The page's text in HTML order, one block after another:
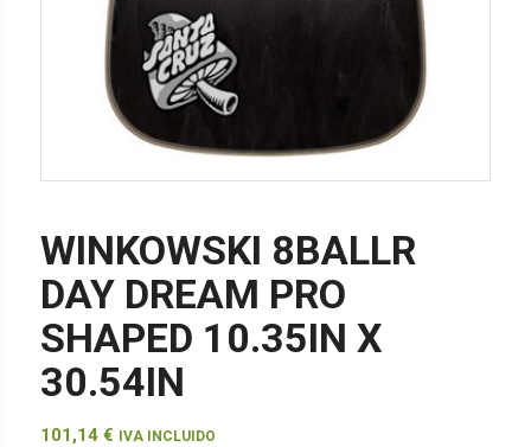
WINKOWSKI 8BALLR
DAY DREAM PRO
SHAPED 10.35IN X
30.54IN
101,14 € IVA INCLUIDO